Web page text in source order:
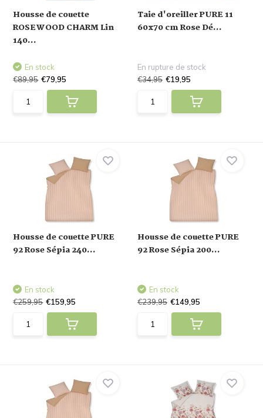
Housse de couette
ROSEWOOD CHARM Lin
140...
En stock
€89,95 €79,95
Taie d'oreiller PURE 11
60x70 cm Rose Dé...
En rupture de stock
€34,95 €19,95
Housse de couette PURE
92 Rose Sépia 240...
En stock
€259,95 €159,95
Housse de couette PURE
92 Rose Sépia 200...
En stock
€239,95 €149,95